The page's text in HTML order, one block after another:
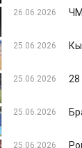
26.06.2026
25.06.2026
25.06.2026
25.06.2026
25.06.2026